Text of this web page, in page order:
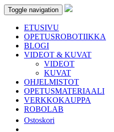
Toggle navigation
ETUSIVU
OPETUSROBOTIIKKA
BLOGI
VIDEOT & KUVAT
VIDEOT
KUVAT
OHJELMISTOT
OPETUSMATERIAALI
VERKKOKAUPPA
ROBOLAB
Ostoskori